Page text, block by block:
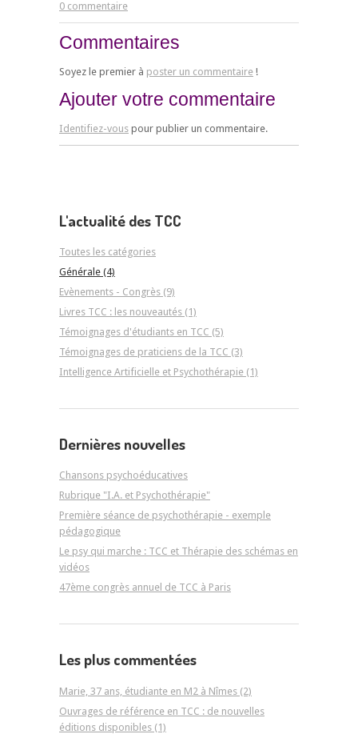
0 commentaire
Commentaires
Soyez le premier à poster un commentaire !
Ajouter votre commentaire
Identifiez-vous pour publier un commentaire.
L'actualité des TCC
Toutes les catégories
Générale (4)
Evènements - Congrès (9)
Livres TCC : les nouveautés (1)
Témoignages d'étudiants en TCC (5)
Témoignages de praticiens de la TCC (3)
Intelligence Artificielle et Psychothérapie (1)
Dernières nouvelles
Chansons psychoéducatives
Rubrique "I.A. et Psychothérapie"
Première séance de psychothérapie - exemple
pédagogique
Le psy qui marche : TCC et Thérapie des schémas en
vidéos
47ème congrès annuel de TCC à Paris
Les plus commentées
Marie, 37 ans, étudiante en M2 à Nîmes (2)
Ouvrages de référence en TCC : de nouvelles
éditions disponibles (1)